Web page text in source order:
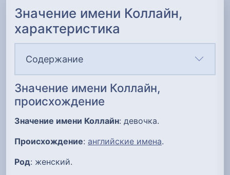
Значение имени Коллайн,
характеристика
Содержание
Значение имени Коллайн,
происхождение
Значение имени Коллайн: девочка.
Происхождение: английские имена.
Род: женский.